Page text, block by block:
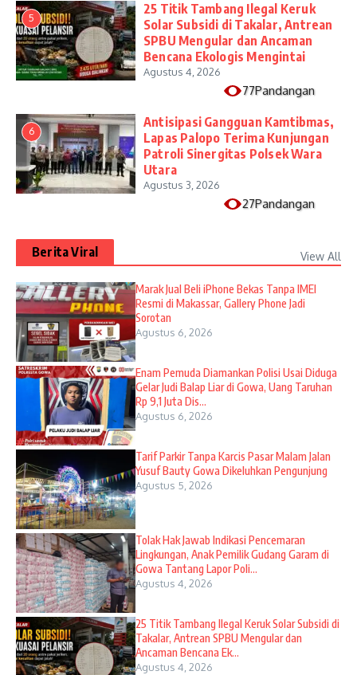
5
25 Titik Tambang Ilegal Keruk
Solar Subsidi di Takalar, Antrean
SPBU Mengular dan Ancaman
Bencana Ekologis Mengintai
Agustus 4, 2026
77Pandangan
6
Antisipasi Gangguan Kamtibmas,
Lapas Palopo Terima Kunjungan
Patroli Sinergitas Polsek Wara
Utara
Agustus 3, 2026
27Pandangan
Berita Viral View All
​Marak Jual Beli iPhone Bekas Tanpa IMEI
Resmi di Makassar, Gallery Phone Jadi
Sorotan
Agustus 6, 2026
Enam Pemuda Diamankan Polisi Usai Diduga
Gelar Judi Balap Liar di Gowa, Uang Taruhan
Rp 9,1 Juta Dis...
Agustus 6, 2026
Tarif Parkir Tanpa Karcis Pasar Malam Jalan
Yusuf Bauty Gowa Dikeluhkan Pengunjung
Agustus 5, 2026
Tolak Hak Jawab Indikasi Pencemaran
Lingkungan, Anak Pemilik Gudang Garam di
Gowa Tantang Lapor Poli...
Agustus 4, 2026
25 Titik Tambang Ilegal Keruk Solar Subsidi di
Takalar, Antrean SPBU Mengular dan
Ancaman Bencana Ek...
Agustus 4, 2026